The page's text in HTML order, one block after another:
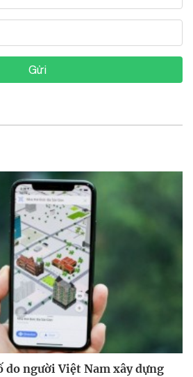
Gửi
do người Việt Nam xây dựng